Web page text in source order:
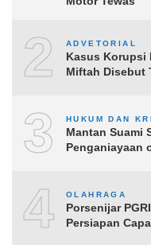
2 ADVETORIAL
Kasus Korupsi
Miftah Disebut
3 HUKUM DAN
Mantan Suami
Penganiayaan
4 OLAHRAGA
Porsenijar
Persiapan